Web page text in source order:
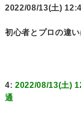
2022/08/13(土)
初心者とプロの違
4: 2022/08/13(土)
通